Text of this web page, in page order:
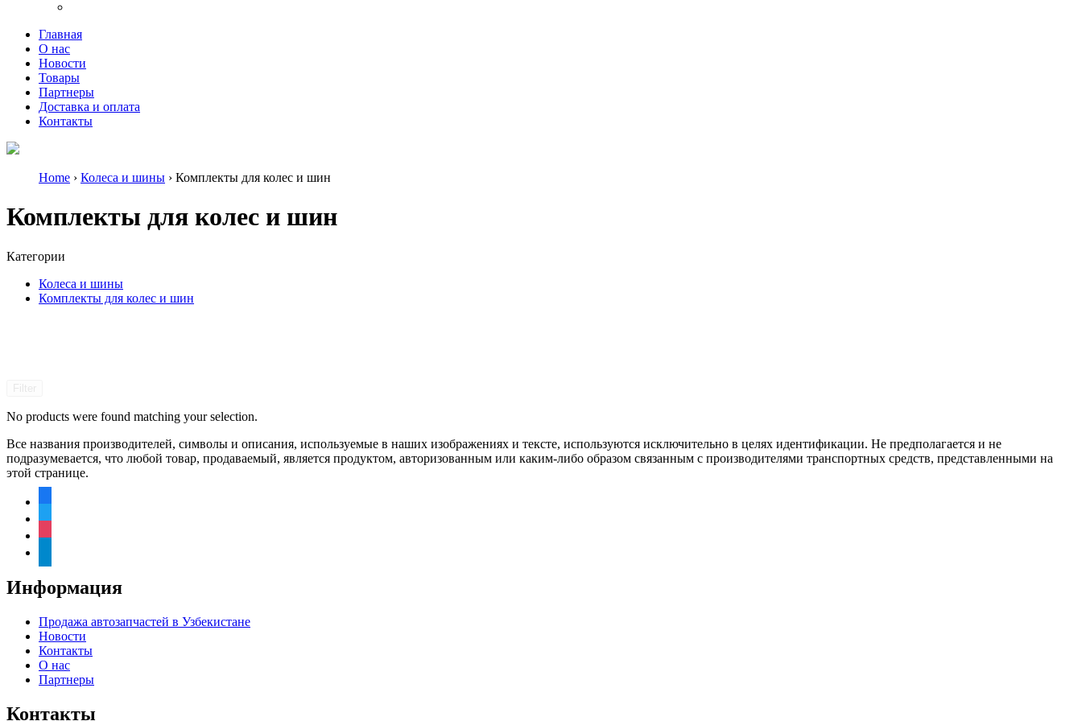
Главная
О нас
Новости
Товары
Партнеры
Доставка и оплата
Контакты
Home › Колеса и шины › Комплекты для колес и шин
Комплекты для колес и шин
Категории
Колеса и шины
Комплекты для колес и шин
No products were found matching your selection.
Все названия производителей, символы и описания, используемые в наших изображениях и тексте, используются исключительно в целях идентификации. Не предполагается и не
подразумевается, что любой товар, продаваемый, является продуктом, авторизованным или каким-либо образом связанным с производителями транспортных средств, представленными на
этой странице.
Информация
Продажа автозапчастей в Узбекистане
Новости
Контакты
О нас
Партнеры
Контакты